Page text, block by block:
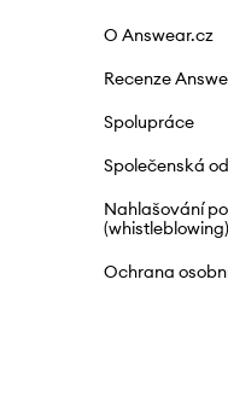
O Answear.cz
Recenze
Spolupráce
Společenská
Nahlašování
(whistleblowing)
Ochrana